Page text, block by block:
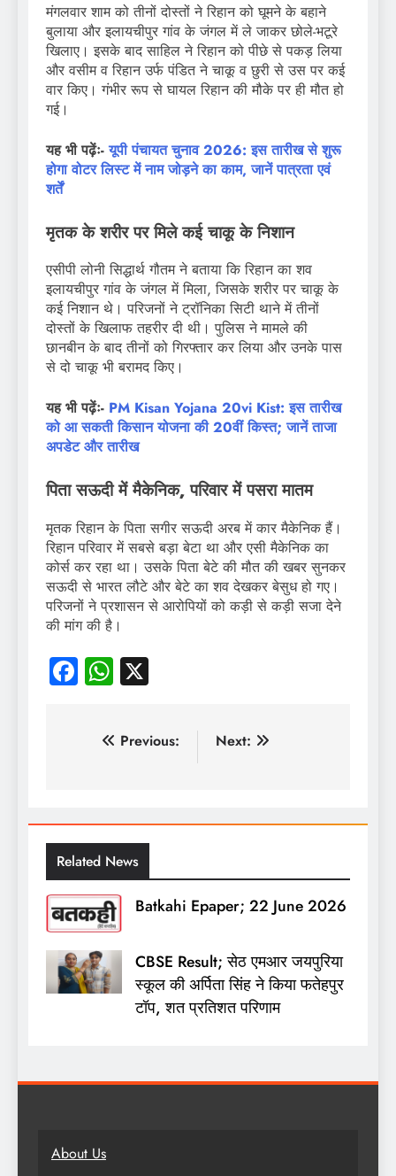
मंगलवार शाम को तीनों दोस्तों ने रिहान को घूमने के बहाने
बुलाया और इलायचीपुर गांव के जंगल में ले जाकर छोले-भटूरे
खिलाए। इसके बाद साहिल ने रिहान को पीछे से पकड़ लिया
और वसीम व रिहान उर्फ पंडित ने चाकू व छुरी से उस पर कई
वार किए। गंभीर रूप से घायल रिहान की मौके पर ही मौत हो
गई।
यह भी पढ़ेंः-यूपी पंचायत चुनाव 2026: इस तारीख से शुरू
होगा वोटर लिस्ट में नाम जोड़ने का काम, जानें पात्रता एवं
शर्तें
मृतक के शरीर पर मिले कई चाकू के निशान
एसीपी लोनी सिद्धार्थ गौतम ने बताया कि रिहान का शव
इलायचीपुर गांव के जंगल में मिला, जिसके शरीर पर चाकू के
कई निशान थे। परिजनों ने ट्रॉनिका सिटी थाने में तीनों
दोस्तों के खिलाफ तहरीर दी थी। पुलिस ने मामले की
छानबीन के बाद तीनों को गिरफ्तार कर लिया और उनके पास
से दो चाकू भी बरामद किए।
यह भी पढ़ेंः- PM Kisan Yojana 20vi Kist: इस तारीख
को आ सकती किसान योजना की 20वीं किस्त; जानें ताजा
अपडेट और तारीख
पिता सऊदी में मैकेनिक, परिवार में पसरा मातम
मृतक रिहान के पिता सगीर सऊदी अरब में कार मैकेनिक हैं।
रिहान परिवार में सबसे बड़ा बेटा था और एसी मैकेनिक का
कोर्स कर रहा था। उसके पिता बेटे की मौत की खबर सुनकर
सऊदी से भारत लौटे और बेटे का शव देखकर बेसुध हो गए।
परिजनों ने प्रशासन से आरोपियों को कड़ी से कड़ी सजा देने
की मांग की है।
Facebook
WhatsApp
Previous: Next:
Related News
Batkahi Epaper; 22 June 2026
CBSE Result; सेठ एमआर जयपुरिया
स्कूल की अर्पिता सिंह ने किया फतेहपुर
टॉप, शत प्रतिशत परिणाम
About Us